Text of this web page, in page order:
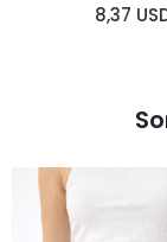
8,37